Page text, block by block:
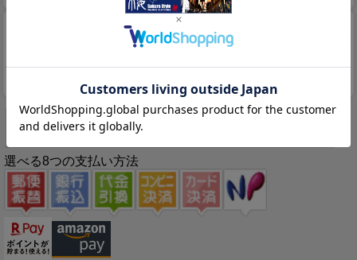
特定商取引法に基づく表示
選べる8つの支払い方法